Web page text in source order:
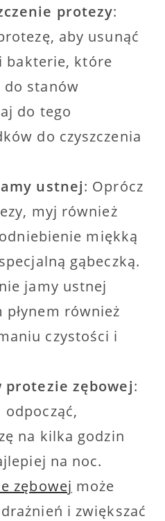
protezy:
aby usunąć
bakterie, które
do stanów
do tego
do czyszczenia
ustnej: Oprócz
myj również
miękką
gąbeczką.
jamy ustnej
również
czystości i
protezie zębowej:
odpocząć,
na kilka godzin
na noc.
zębowej może
i zwiększać